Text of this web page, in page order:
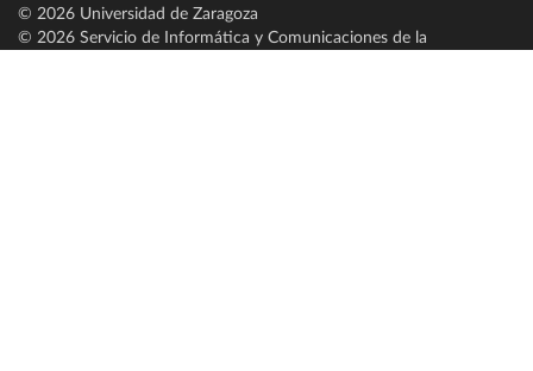
© 2026 Universidad de Zaragoza
© 2026 Servicio de Informática y Comunicaciones de la